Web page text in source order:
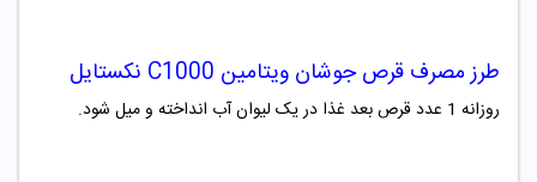
طرز مصرف قرص جوشان ویتامین C1000 نکستایل
روزانه 1 عدد قرص بعد غذا در یک لیوان آب انداخته و میل شود.